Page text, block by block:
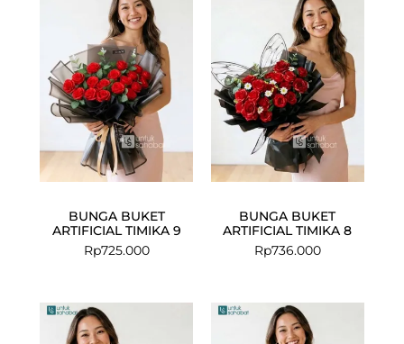
BUNGA BUKET
ARTIFICIAL TIMIKA 9
Rp725.000
BUNGA BUKET
ARTIFICIAL TIMIKA 8
Rp736.000